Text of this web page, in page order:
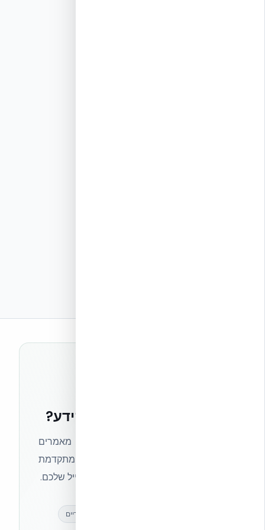
רוצים להישאר בחזית הידע?
הצטרפו לניוזלטר של אקובילד וקבלו מאמרים
מקצועיים, חדשות מעולם הבנייה המתקדמת
ועדכונים בלעדיים — ישירות לתיבת המייל שלכם.
עדכונים בלעדיים